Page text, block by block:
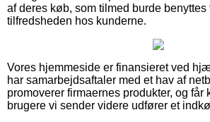
af deres køb, som tilmed burde benyttes
tilfredsheden hos kunderne.
Vores hjemmeside er finansieret ved
har samarbejdsaftaler med et hav af
promoverer firmaernes produkter, og får
brugere vi sender videre udfører et